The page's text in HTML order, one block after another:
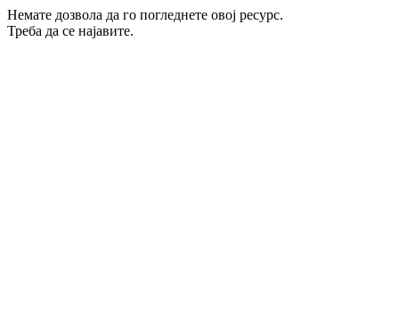
Немате дозвола да го погледнете овој ресурс.
Треба да се најавите.